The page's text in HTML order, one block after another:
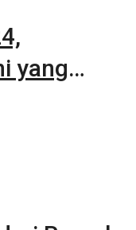
yang